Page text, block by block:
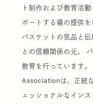
ト制作および教育活
ポートする場の提供
バスケットの気品と
との信頼関係の元、
教育を行っています
Associationは、正統
ェッショナルなイン